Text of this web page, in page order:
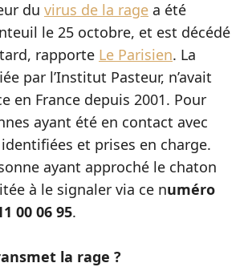
du virus de la rage a été
le 25 octobre, et est décédé
rapporte Le Parisien. La
par l’Institut Pasteur, n’avait
en France depuis 2001. Pour
ayant été en contact avec
et prises en charge.
ayant approché le chaton
à le signaler via ce numéro
00 06 95.
la rage ?